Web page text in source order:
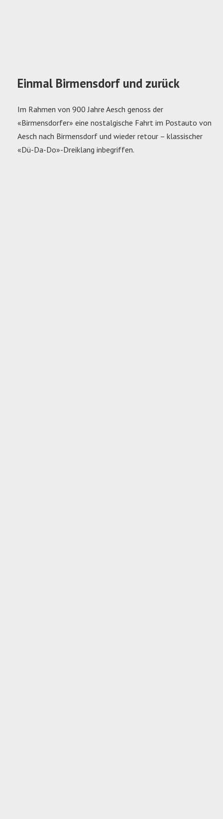
Einmal Birmensdorf und zurück
Im Rahmen von 900 Jahre Aesch genoss der
«Birmensdorfer» eine nostalgische Fahrt im Postauto von
Aesch nach Birmensdorf und wieder retour – klassischer
«Dü-Da-Do»-Dreiklang inbegriffen.